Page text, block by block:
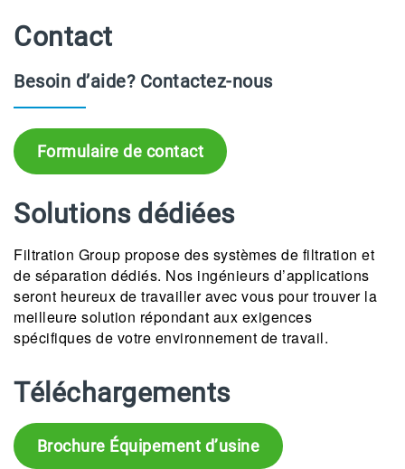
Contact
Besoin d’aide? Contactez-nous
Formulaire de contact
Solutions dédiées
Filtration Group propose des systèmes de filtration et
de séparation dédiés. Nos ingénieurs d’applications
seront heureux de travailler avec vous pour trouver la
meilleure solution répondant aux exigences
spécifiques de votre environnement de travail.
Téléchargements
Brochure Équipement d’usine